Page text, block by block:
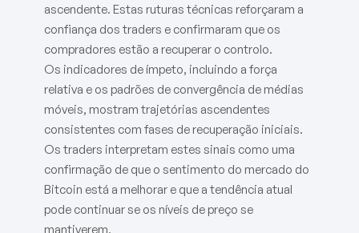
ascendente. Estas ruturas técnicas reforçaram a
confiança dos traders e confirmaram que os
compradores estão a recuperar o controlo.
Os indicadores de ímpeto, incluindo a força
relativa e os padrões de convergência de médias
móveis, mostram trajetórias ascendentes
consistentes com fases de recuperação iniciais.
Os traders interpretam estes sinais como uma
confirmação de que o sentimento do mercado do
Bitcoin está a melhorar e que a tendência atual
pode continuar se os níveis de preço se
mantiverem.